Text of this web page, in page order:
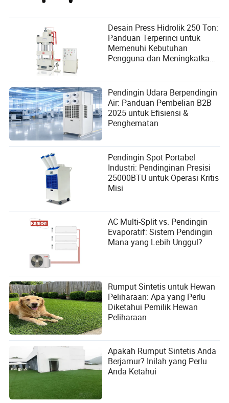
Desain Press Hidrolik 250 Ton:
Panduan Terperinci untuk
Memenuhi Kebutuhan
Pengguna dan Meningkatkan
Pendingin Udara Berpendingin
Air: Panduan Pembelian B2B
2025 untuk Efisiensi &
Penghematan
Pendingin Spot Portabel
Industri: Pendinginan Presisi
25000BTU untuk Operasi Kritis
Misi
AC Multi-Split vs. Pendingin
Evaporatif: Sistem Pendingin
Mana yang Lebih Unggul?
Rumput Sintetis untuk Hewan
Peliharaan: Apa yang Perlu
Diketahui Pemilik Hewan
Peliharaan
Apakah Rumput Sintetis Anda
Berjamur? Inilah yang Perlu
Anda Ketahui